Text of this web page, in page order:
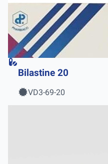
Bilastine 20
VD3-69-20